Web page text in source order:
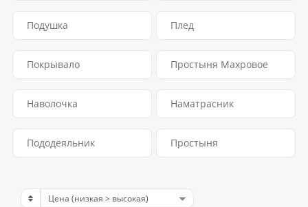
Подушка Плед
Покрывало Простыня Махровое
Наволочка Наматрасник
Пододеяльник Простыня